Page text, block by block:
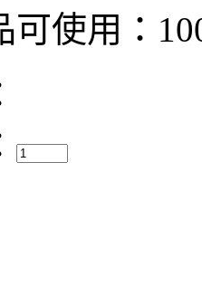
可使用：